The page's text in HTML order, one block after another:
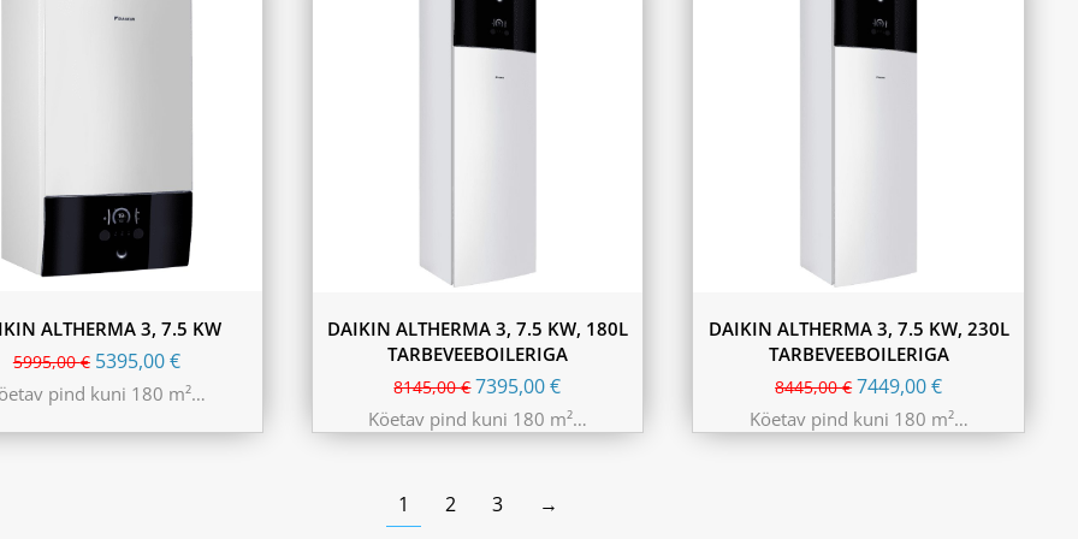
ALTHERMA 3, 7.5 KW
5995,00€ 5395,00€
pind kuni 180 m²…
DAIKIN ALTHERMA 3, 7.5 KW, 180L
TARBEVEEBOILERIGA
8145,00€ 7395,00€
Köetav pind kuni 180 m²…
DAIKIN ALTHERMA 3, 7.5 KW, 230L
TARBEVEEBOILERIGA
8445,00€ 7449,00€
Köetav pind kuni 180 m²…
1 2 3 →